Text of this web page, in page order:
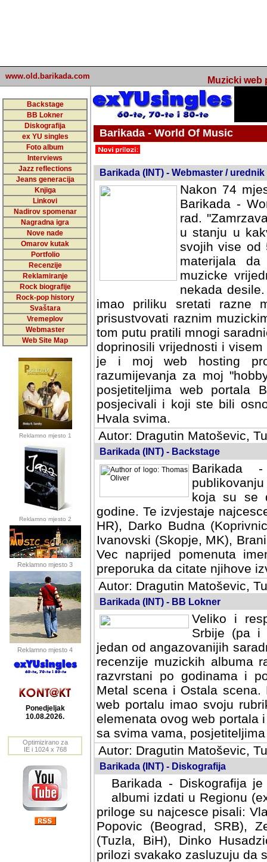
www.old.barikada.com Muzicki web
Backstage
BB Lokner
Diskografija
ex YU singles
Foto album
Interviews
Jazz reflections
Jeans generacija
Knjiga
Linkovi
Nadirov spomenar
Nagradna igra
Nove nade
Omarov kutak
Portfolio
Recenzije
Reklamiranje
Rock biografije
Rock-pop history
Svaštara
Vremeplov
Webmaster
Web Site Map
Reklamno mjesto 1
Reklamno mjesto 2
Reklamno mjesto 3
Reklamno mjesto 4
Ponedjeljak
10.08.2026.
Optimizirano za
IE i 1024 x 768
Barikada - World Of Music
Barikada (INT) - Webmaster / urednik
Nakon 74
Barikada -
rad.
u stanju u
svojih vise od
materijala
muzicke
nekada
imao priliku sretati razne
prisustvovati raznim
tom putu pratili mnogi
doprinosili vrijednosti i
je i moj web hosting
razumijevanja za moj
posjetiteljima web portala
posjecivali i koji ste bili
Hvala svima.
Autor: Dragutin Matoševic,
Barikada (INT) - Backstage
Barikada
koja su se
godine. Te izvjestaje
HR), Darko Budna
Ivanovski (Skopje, MK),
Vec naprijed pomenuta
preporuka da citate njihove
Autor: Dragutin Matoševic,
Barikada (INT) - BB Lokner
Veliko i
Srbije (pa i
jedan od angazovanijih
recenzije muzickih albuma
razvrstani po godinama i po
scena i Ostala scena.
portalu imao svoju
elemenata ovog web portala
sa svima vama,
Autor: Dragutin Matoševic,
Barikada (INT) - Diskografija
Barikada - Diskografija
albumi izdati u Regionu
priloge su najcesce pisali:
Popovic (Beograd, SRB),
(Tuzla, BiH), Dinko
prilozi svakako zasluzuju da